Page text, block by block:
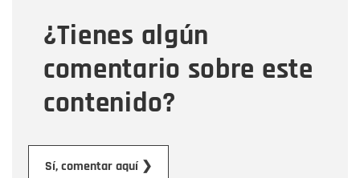
¿Tienes algún
comentario sobre este
contenido?
Sí, comentar aquí ❯
Mensaje